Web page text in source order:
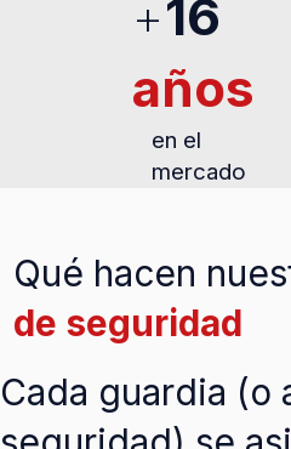
Qué hacen
de seguridad
Cada guardia (o
+16
años
en el
mercado